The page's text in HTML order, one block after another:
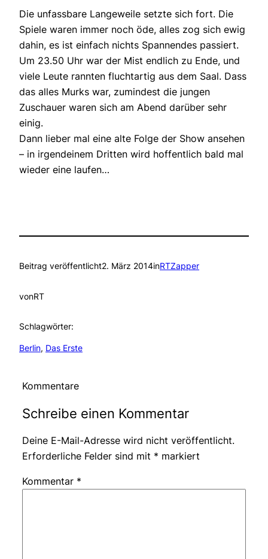
Die unfassbare Langeweile setzte sich fort. Die
Spiele waren immer noch öde, alles zog sich ewig
dahin, es ist einfach nichts Spannendes passiert.
Um 23.50 Uhr war der Mist endlich zu Ende, und
viele Leute rannten fluchtartig aus dem Saal. Dass
das alles Murks war, zumindest die jungen
Zuschauer waren sich am Abend darüber sehr
einig.
Dann lieber mal eine alte Folge der Show ansehen
– in irgendeinem Dritten wird hoffentlich bald mal
wieder eine laufen…
Beitrag veröffentlicht2. März 2014inRTZapper
vonRT
Schlagwörter:
Berlin, Das Erste
Kommentare
Schreibe einen Kommentar
Deine E-Mail-Adresse wird nicht veröffentlicht.
Erforderliche Felder sind mit * markiert
Kommentar *